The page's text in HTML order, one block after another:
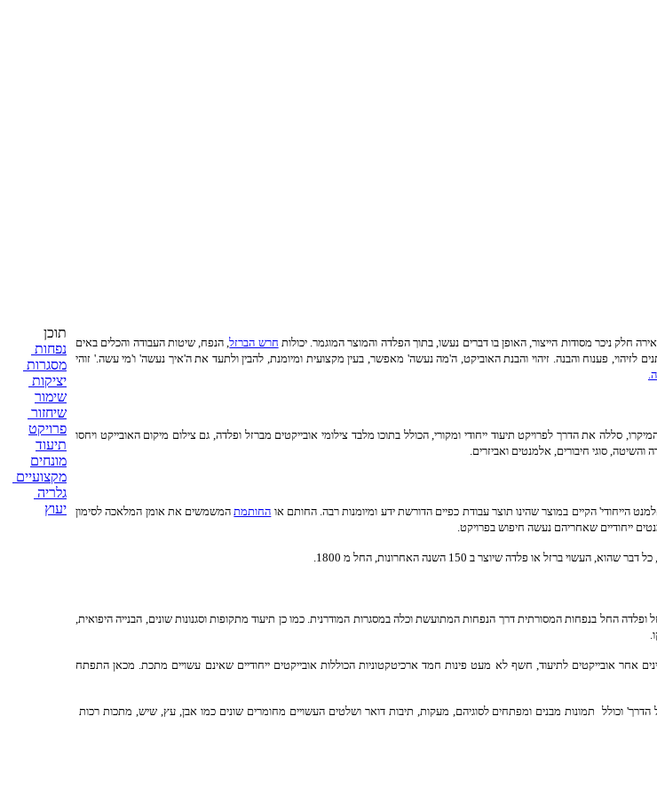
חלק ניכר מסודות הייצור, האופן בו דברים נעשו, בתוך הפלדה והמוצר המוגמר. יכולות חרש הברזל, הנפח, שיטות העבודה והכלים באים
לזיהוי, פענוח והבנה. זיהוי והבנת האוביקט, ה'מה נעשה' מאפשר, בעין מקצועית ומיומנת, להבין ולתעד את ה'איך נעשה' ו'מי עשה.' זוהי
סללה את הדרך לפרויקט תיעוד ייחודי ומקורי, הכולל בתוכו מלבד צילומי אובייקטים מברזל ופלדה, גם צילום מיקום האובייקט ויחסו
סוגי חיבורים, אלמנטים ואביזרים.
הייחודי' הקיים במוצר שהינו תוצר עבודת כפיים הדורשת ידע ומיומנות רבה. החותם או החותמתהמשמשים את אומן המלאכה לסימון
ייחודיים שאחריהם נעשה חיפוש בפרויקט.
ברזל או פלדה שיוצר ב 150 השנה האחרונות, החל מ 1800.
ופלדה החל בנפחות המסורתית דרך הנפחות המתועשת וכלה במסגרות המודרנית. כמו כן תיעוד מתקופות וסגנונות שונים, הבנייה היפואית,
אחר אובייקטים לתיעוד, חשף לא מעט פינות חמד ארכיטקטוניות הכוללות אובייקטים ייחודיים שאינם עשויים מתכת. מכאן התפתח
הדרך' וכולל תמונות מבנים ומפתחים לסוגיהם, מעקות, תיבות דואר ושלטים העשויים מחומרים שונים כמו אבן, עץ, שיש, מתכות רכות
תוכן
נפחות
מסגרות
יציקות
שימור
שיחזור
פרויקט
תיעוד
מונחים
מקצועיים
גלריה
יעוץ